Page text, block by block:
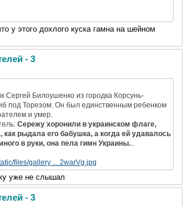
у этого дохлого куска гамна на шейном
- 3
Сергей Билоушенко из городка Корсунь-
под Торезом. Он был единственным ребенком
и умер.
Сережу хоронили в украинском флаге,
как рыдала его бабушка, а когда ей удавалось
в руки, она пела гимн Украины.
files/gallery ... 2warVg.jpg
уже не слышал
- 3